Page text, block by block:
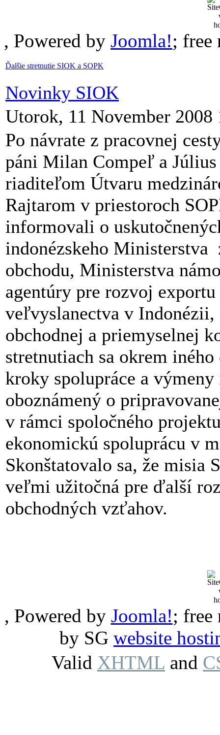
, Powered by Joomla!; free
Ďalšie stretnutie SIOK a SOPK
Novinky SIOK
Utorok, 11 November 2008
Po návrate z pracovnej
páni Milan Compeľ a
riaditeľom Útvaru
Rajtarom v priestoroch
informovali o
indonézskeho
obchodu, Ministerstva
agentúry pre rozvoj
veľvyslanectva v Indonézii,
obchodnej a priemyselnej
stretnutiach sa okrem
kroky spolupráce a
oboznámený o
v rámci spoločného
ekonomickú spoluprácu v
Skonštatovalo sa, že misia
veľmi užitočná pre ďalší
obchodných vzťahov.
, Powered by Joomla!; free
by SG website
Valid XHTML and